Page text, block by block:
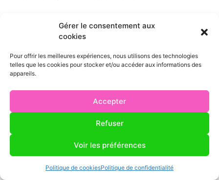
Gérer le consentement aux
cookies
Pour offrir les meilleures expériences, nous utilisons des technologies
telles que les cookies pour stocker et/ou accéder aux informations des
appareils.
Accepter
Refuser
Voir les préférences
Politique de cookiesPolitique de confidentialité
Intervenez-vous bien à Genêts pour
l’installation d’une climatisation monosplit ?
Quel est le tarif pour une climatisation
monosplit à Genêts ?
Quel délai pour installer une climatisation
Peut-on installer un monosplit dans une